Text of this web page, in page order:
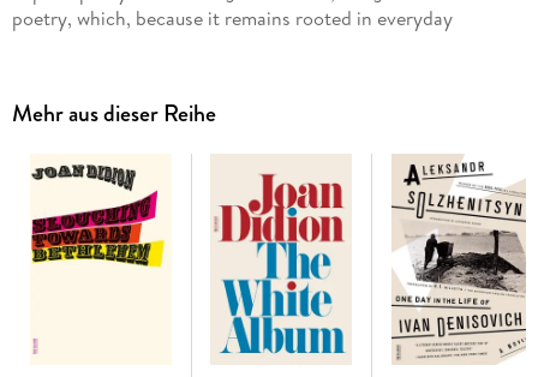
poetry, which, because it remains rooted in everyday
Mehr aus dieser Reihe